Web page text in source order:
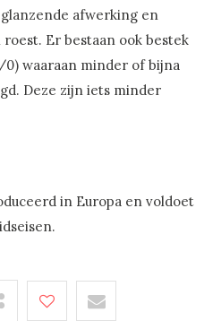
afwerking en
Er bestaan ook bestek
0) waaraan minder of bijna
Deze zijn iets minder
in Europa en voldoet